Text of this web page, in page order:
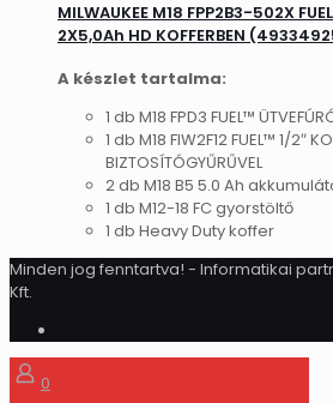
MILWAUKEE M18 FPP2B3-502X
2X5,0Ah HD KOFFERBEN
A készlet tartalma:
1 db M18 FPD3 FUEL™
1 db M18 FIW2F12 FUEL™ 1/2″
BIZTOSÍTÓGYŰRŰVEL
2 db M18 B5 5.0 Ah
1 db M12-18 FC gyorstöltő
1 db Heavy Duty koffer
Minden jog fenntartva! - Informatikai
Kft.
0